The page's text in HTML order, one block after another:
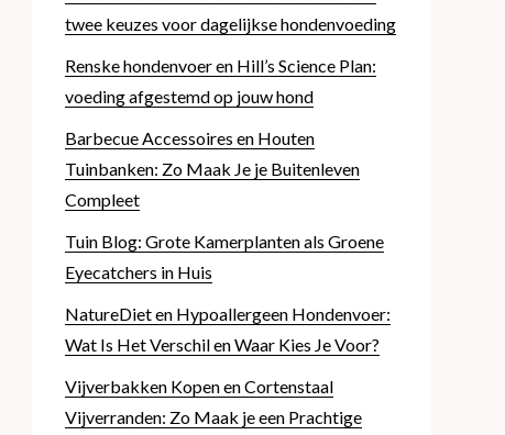
twee keuzes voor dagelijkse hondenvoeding
Renske hondenvoer en Hill’s Science Plan:
voeding afgestemd op jouw hond
Barbecue Accessoires en Houten
Tuinbanken: Zo Maak Je je Buitenleven
Compleet
Tuin Blog: Grote Kamerplanten als Groene
Eyecatchers in Huis
NatureDiet en Hypoallergeen Hondenvoer:
Wat Is Het Verschil en Waar Kies Je Voor?
Vijverbakken Kopen en Cortenstaal
Vijverranden: Zo Maak je een Prachtige